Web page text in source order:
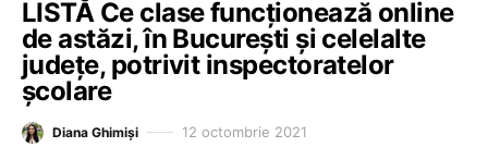
LISTĂ Ce clase funcționează online
de astăzi, în București și celelalte
județe, potrivit inspectoratelor
școlare
Diana Ghimiși 12 octombrie 2021